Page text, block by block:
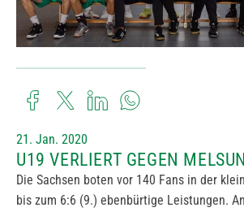
21. Jan. 2020
U19 VERLIERT GEGEN
Die Sachsen boten vor 140 Fans in der
bis zum 6:6 (9.) ebenbürtige Leistungen.